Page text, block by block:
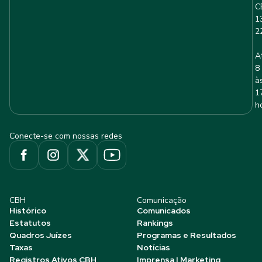
8
Conecte-se com nossas redes
CBH
Histórico
Estatutos
Quadros Juízes
Taxas
Registros Ativos CBH
Comunicação
Comunicados
Rankings
Programas e Resultados
Notícias
Imprensa | Marketing